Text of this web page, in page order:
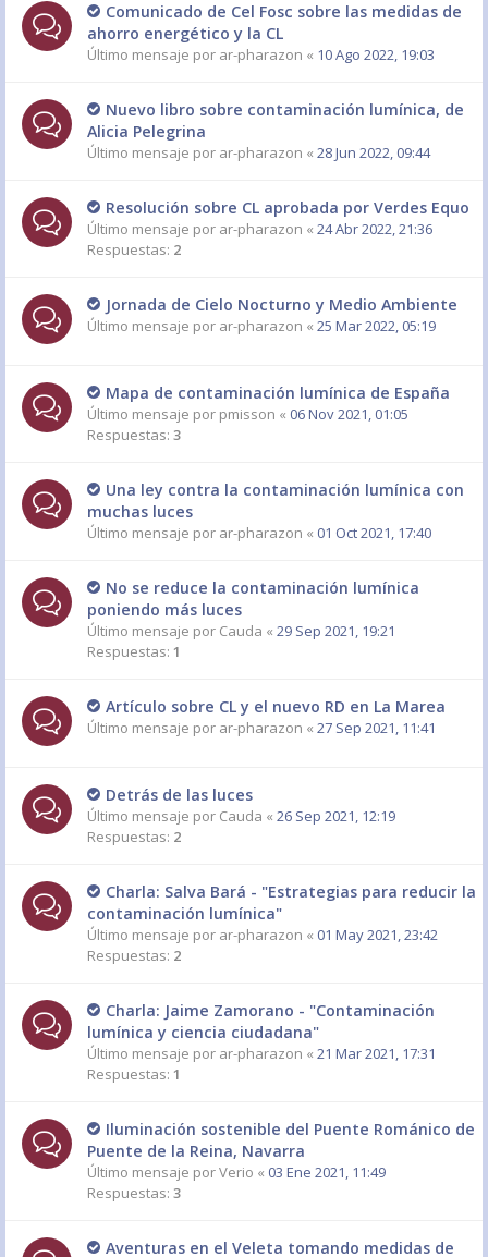
Comunicado de Cel Fosc sobre las medidas de
ahorro energético y la CL
Último mensaje por ar-pharazon « 10 Ago 2022, 19:03
Nuevo libro sobre contaminación lumínica, de
Alicia Pelegrina
Último mensaje por ar-pharazon « 28 Jun 2022, 09:44
Resolución sobre CL aprobada por Verdes Equo
Último mensaje por ar-pharazon « 24 Abr 2022, 21:36
Respuestas: 2
Jornada de Cielo Nocturno y Medio Ambiente
Último mensaje por ar-pharazon « 25 Mar 2022, 05:19
Mapa de contaminación lumínica de España
Último mensaje por pmisson « 06 Nov 2021, 01:05
Respuestas: 3
Una ley contra la contaminación lumínica con
muchas luces
Último mensaje por ar-pharazon « 01 Oct 2021, 17:40
No se reduce la contaminación lumínica
poniendo más luces
Último mensaje por Cauda « 29 Sep 2021, 19:21
Respuestas: 1
Artículo sobre CL y el nuevo RD en La Marea
Último mensaje por ar-pharazon « 27 Sep 2021, 11:41
Detrás de las luces
Último mensaje por Cauda « 26 Sep 2021, 12:19
Respuestas: 2
Charla: Salva Bará - "Estrategias para reducir la
contaminación lumínica"
Último mensaje por ar-pharazon « 01 May 2021, 23:42
Respuestas: 2
Charla: Jaime Zamorano - "Contaminación
lumínica y ciencia ciudadana"
Último mensaje por ar-pharazon « 21 Mar 2021, 17:31
Respuestas: 1
Iluminación sostenible del Puente Románico de
Puente de la Reina, Navarra
Último mensaje porVerio « 03 Ene 2021, 11:49
Respuestas: 3
Aventuras en el Veleta tomando medidas de